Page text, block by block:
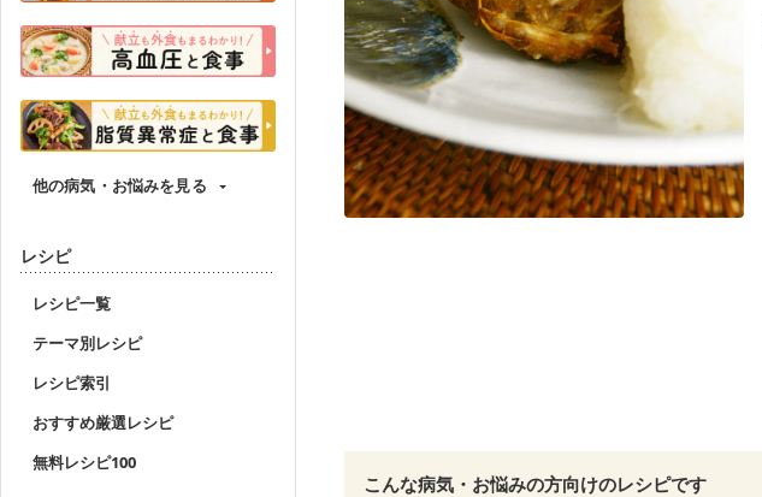
他の病気・お悩みを見る
レシピ
レシピ一覧
テーマ別レシピ
レシピ索引
おすすめ厳選レシピ
無料レシピ100
こんな病気・お悩みの方向けのレシピです